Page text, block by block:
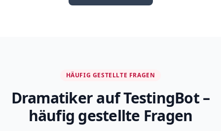
HÄUFIG GESTELLTE FRAGEN
Dramatiker auf TestingBot –
häufig gestellte Fragen